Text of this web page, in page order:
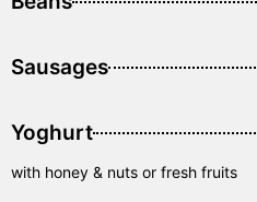
Sausages
Yoghurt
with honey & nuts or fresh fruits